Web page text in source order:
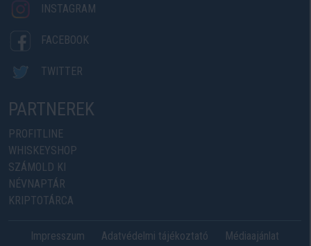
INSTAGRAM
FACEBOOK
TWITTER
PARTNEREK
PROFITLINE
WHISKEYSHOP
SZÁMOLD KI
NÉVNAPTÁR
KRIPTOTÁRCA
Impresszum Adatvédelmi tájékoztató Médiaajánlat